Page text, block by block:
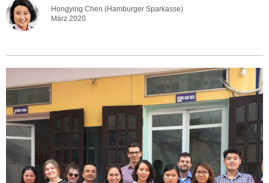
Hongying Chen (Hamburger Sparkasse)
März 2020